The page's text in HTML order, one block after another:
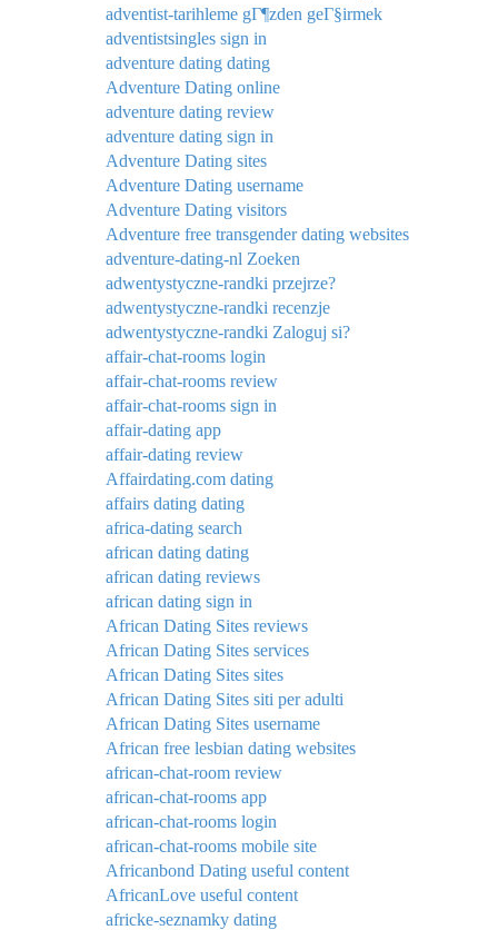
adventist-tarihleme gГ¶zden geГ§irmek
adventistsingles sign in
adventure dating dating
Adventure Dating online
adventure dating review
adventure dating sign in
Adventure Dating sites
Adventure Dating username
Adventure Dating visitors
Adventure free transgender dating websites
adventure-dating-nl Zoeken
adwentystyczne-randki przejrze?
adwentystyczne-randki recenzje
adwentystyczne-randki Zaloguj si?
affair-chat-rooms login
affair-chat-rooms review
affair-chat-rooms sign in
affair-dating app
affair-dating review
Affairdating.com dating
affairs dating dating
africa-dating search
african dating dating
african dating reviews
african dating sign in
African Dating Sites reviews
African Dating Sites services
African Dating Sites sites
African Dating Sites siti per adulti
African Dating Sites username
African free lesbian dating websites
african-chat-room review
african-chat-rooms app
african-chat-rooms login
african-chat-rooms mobile site
Africanbond Dating useful content
AfricanLove useful content
africke-seznamky dating